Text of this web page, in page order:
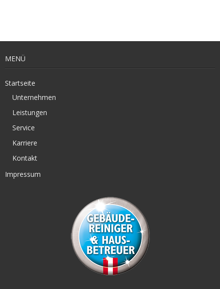
MENÜ
Startseite
Unternehmen
Leistungen
Service
Karriere
Kontakt
Impressum